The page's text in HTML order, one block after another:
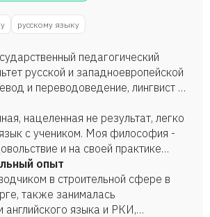
русскому языку
педагогический
русской и западноевропейской
и переводоведение, лингвист -
с отличием, 2012 г.).
нацеленная не результат, легко
с учеником. Моя философия -
и на своей практике
приносит свои плоды.
для моих занятий нет,
работать и достичь результатов,
помогу!
опыт
в строительной сфере в
также занималась
английского языка и РКИ,